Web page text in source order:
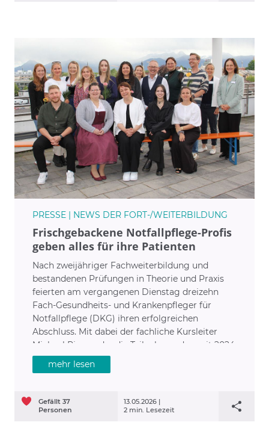
PRESSE | NEWS DER FORT-/WEITERBILDUNG
Frischgebackene Notfallpflege-Profis
geben alles für ihre Patienten
Nach zweijähriger Fachweiterbildung und
bestandenen Prüfungen in Theorie und Praxis
feierten am vergangenen Dienstag dreizehn
Fach-Gesundheits- und Krankenpfleger für
Notfallpflege (DKG) ihren erfolgreichen
Abschluss. Mit dabei der fachliche Kursleiter
Michael Rieger, der die Teilnehmenden seit 2024
mit viel Engagement und Herzblut betreut hat.
Außerdem Katja Hertel, stellvertretende
Bayeff-Filloff, Chefarzt der Zentralen
Notaufnahme des Klinikums Rosenheim sowie
mehr lesen
13.05.2026 |
2 min. Lesezeit
Gefällt 37
Personen